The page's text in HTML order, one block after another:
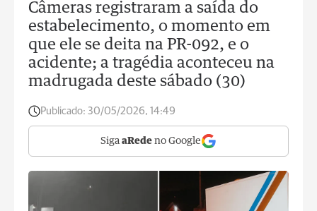
Câmeras registraram a saída do
estabelecimento, o momento em
que ele se deita na PR-092, e o
acidente; a tragédia aconteceu na
madrugada deste sábado (30)
Publicado: 30/05/2026, 14:49
Siga aRede no Google